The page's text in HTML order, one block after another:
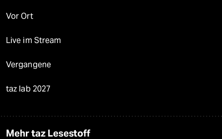
Vor Ort
Live im Stream
Vergangene
taz lab 2027
Mehr taz Lesestoff